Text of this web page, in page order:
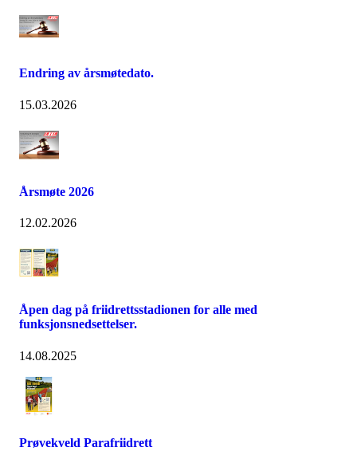
Endring av årsmøtedato.
15.03.2026
Årsmøte 2026
12.02.2026
Åpen dag på friidrettsstadionen for alle med
funksjonsnedsettelser.
14.08.2025
Prøvekveld Parafriidrett